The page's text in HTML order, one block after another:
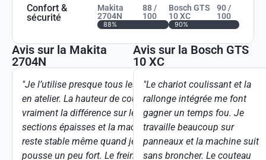
Confort &
sécurité
Makita
2704N
88 /
100
88%
Bosch GTS
10 XC
90 /
100
90%
Avis sur la Makita
2704N
"Je l’utilise presque tous les jours
en atelier. La hauteur de coupe fait
vraiment la différence sur les
sections épaisses et la machine
reste stable même quand je
pousse un peu fort. Le frein
Avis sur la Bosch GTS
10 XC
"Le chariot coulissant et la
rallonge intégrée me font
gagner un temps fou. Je
travaille beaucoup sur
panneaux et la machine suit
sans broncher. Le couteau